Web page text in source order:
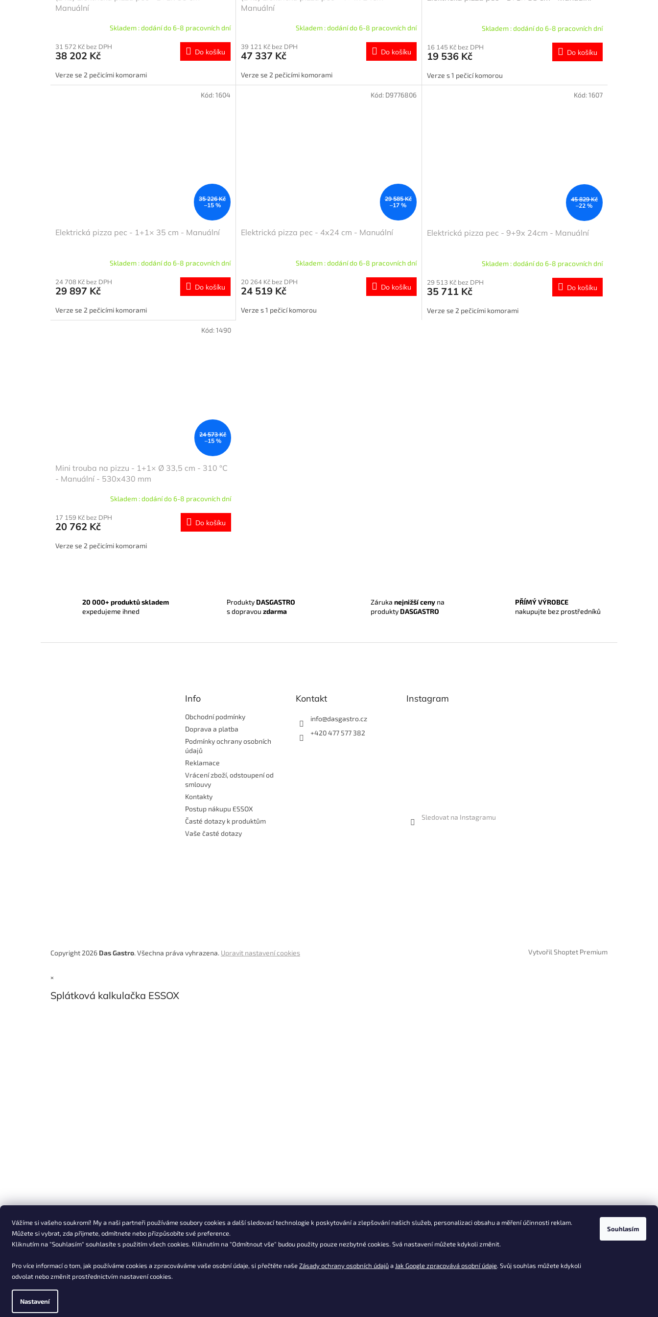
Vážíme si vašeho soukromí! My a naši partneři používáme soubory cookies a další sledovací technologie k poskytování a zlepšování našich služeb, personalizaci obsahu a měření účinnosti reklam.
Můžete si vybrat, zda přijmete, odmítnete nebo přizpůsobíte své preference.
Kliknutím na "Souhlasím" souhlasíte s použitím všech cookies. Kliknutím na "Odmítnout vše" budou použity pouze nezbytné cookies. Svá nastavení můžete kdykoli změnit.
Pro více informací o tom, jak používáme cookies a zpracováváme vaše osobní údaje, si přečtěte našeZásady ochrany osobních údajůa Jak Google zpracovává osobní údaje. Svůj souhlas můžete kdykoli
odvolat nebo změnit prostřednictvím nastavení cookies.
Nastavení
Souhlasím
Manuální
Skladem : dodání do 6-8 pracovních dní
31 572 Kč bez DPH
38 202 Kč Do košíku
Verze se 2 pečicími komorami
Manuální
Skladem : dodání do 6-8 pracovních dní
39 121 Kč bez DPH
47 337 Kč Do košíku
Verze se 2 pečicími komorami
Skladem : dodání do 6-8 pracovních dní
16 145 Kč bez DPH
19 536 Kč Do košíku
Verze s 1 pečicí komorou
35 226 Kč
–15 %
Elektrická pizza pec - 1+1× 35 cm - Manuální
Skladem : dodání do 6-8 pracovních dní
24 708 Kč bez DPH
29 897 Kč Do košíku
Verze se 2 pečicími komorami
Kód:1604
29 585 Kč
–17 %
Elektrická pizza pec - 4x24 cm - Manuální
Skladem : dodání do 6-8 pracovních dní
20 264 Kč bez DPH
24 519 Kč Do košíku
Verze s 1 pečicí komorou
Kód: D9776806
45 829 Kč
–22 %
Elektrická pizza pec - 9+9x 24cm - Manuální
Skladem : dodání do 6-8 pracovních dní
29 513 Kč bez DPH
35 711 Kč Do košíku
Verze se 2 pečicími komorami
Kód:1607
24 573 Kč
–15 %
Mini trouba na pizzu - 1+1× Ø 33,5 cm - 310 °C
- Manuální - 530x430 mm
Skladem : dodání do 6-8 pracovních dní
17 159 Kč bez DPH
20 762 Kč Do košíku
Verze se 2 pečicími komorami
Kód:1490
p
i
u
20 000+ produktů skladem
expedujeme ihned
Produkty DASGASTRO
s dopravou zdarma
Záruka nejnižší ceny na
produkty DASGASTRO
PŘÍMÝ VÝROBCE
nakupujte bez prostředníků
Info
Obchodní podmínky
Doprava a platba
Podmínky ochrany osobních
údajů
Reklamace
Vrácení zboží, odstoupení od
smlouvy
Kontakty
Postup nákupu ESSOX
Časté dotazy k produktům
Vaše časté dotazy
Kontakt
info@dasgastro.cz
+420 477 577 382
Instagram
Sledovat na Instagramu
Vytvořil Shoptet Premium
Copyright 2026 Das Gastro. Všechna práva vyhrazena. Upravit nastavení cookies
×
Splátková kalkulačka ESSOX